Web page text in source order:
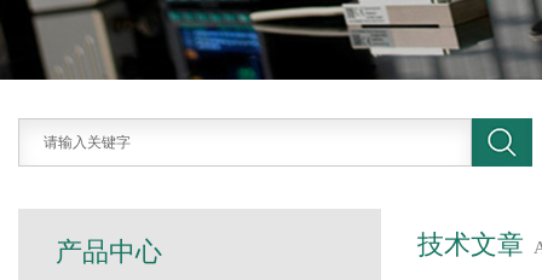
技术文章
产品中心